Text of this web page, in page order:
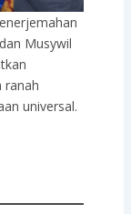
Musywil
ranah
universal.